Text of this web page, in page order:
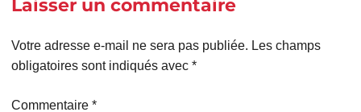
Laisser un commentaire
Votre adresse e-mail ne sera pas publiée. Les champs
obligatoires sont indiqués avec *
Commentaire *